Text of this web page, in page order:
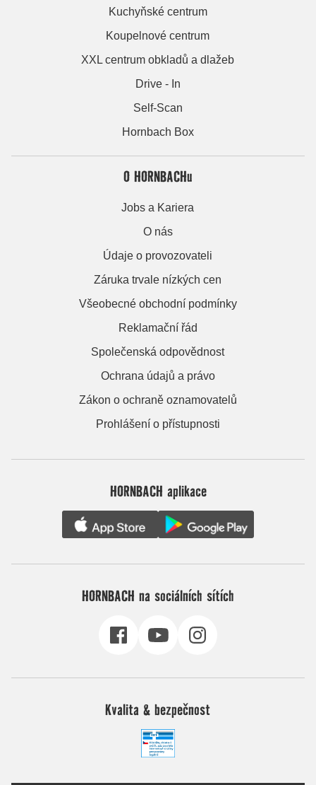
Kuchyňské centrum
Koupelnové centrum
XXL centrum obkladů a dlažeb
Drive - In
Self-Scan
Hornbach Box
O HORNBACHu
Jobs a Kariera
O nás
Údaje o provozovateli
Záruka trvale nízkých cen
Všeobecné obchodní podmínky
Reklamační řád
Společenská odpovědnost
Ochrana údajů a právo
Zákon o ochraně oznamovatelů
Prohlášení o přístupnosti
HORNBACH aplikace
HORNBACH na sociálních sítích
Kvalita & bezpečnost